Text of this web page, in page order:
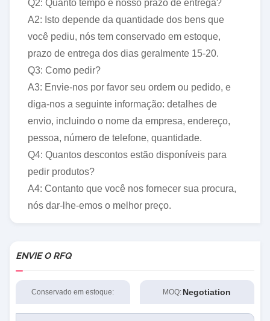
Q2: Quanto tempo é nosso prazo de entrega?
A2: Isto depende da quantidade dos bens que
você pediu, nós tem conservado em estoque,
prazo de entrega dos dias geralmente 15-20.
Q3: Como pedir?
A3: Envie-nos por favor seu ordem ou pedido, e
diga-nos a seguinte informação: detalhes de
envio, incluindo o nome da empresa, endereço,
pessoa, número de telefone, quantidade.
Q4: Quantos descontos estão disponíveis para
pedir produtos?
A4: Contanto que você nos fornecer sua procura,
nós dar-lhe-emos o melhor preço.
ENVIE O RFQ
Conservado em estoque: MOQ: Negotiation